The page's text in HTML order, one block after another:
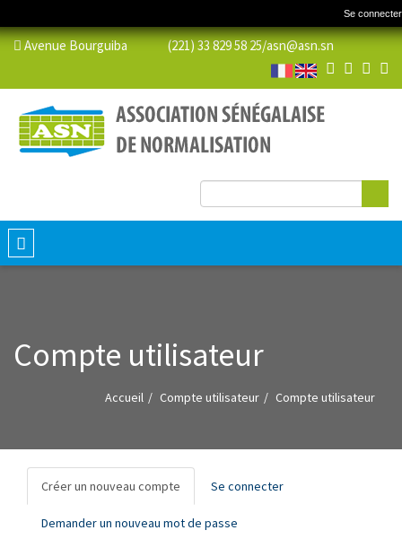
Se connecter
Avenue Bourguiba (221) 33 829 58 25/asn@asn.sn
Formulaire de
Toggle
navigation
Compte utilisateur
Accueil Compte utilisateur Compte utilisateur
Onglets
principaux
Créer un nouveau compte (onglet
actif)
Se connecter
Demander un nouveau mot de passe